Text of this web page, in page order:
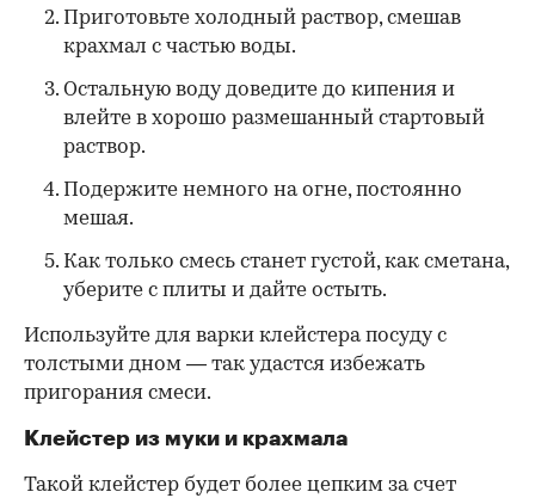
Приготовьте холодный раствор, смешав
крахмал с частью воды.
Остальную воду доведите до кипения и
влейте в хорошо размешанный стартовый
раствор.
Подержите немного на огне, постоянно
мешая.
Как только смесь станет густой, как сметана,
уберите с плиты и дайте остыть.
Используйте для варки клейстера посуду с
толстыми дном — так удастся избежать
пригорания смеси.
Клейстер из муки и крахмала
Такой клейстер будет более цепким за счет